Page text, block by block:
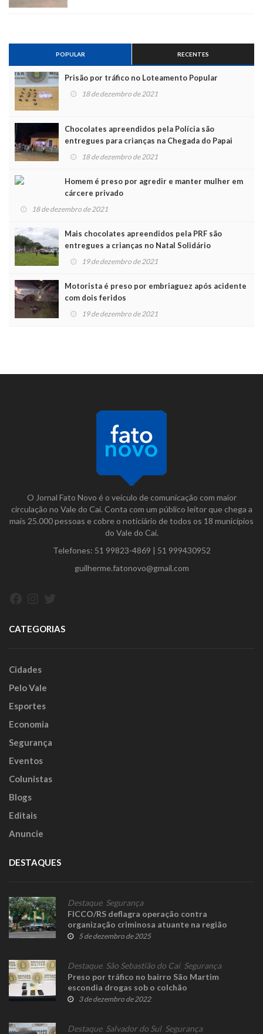
POPULAR RECENTES
Prisão por tráfico no Loteamento Popular
18 de dezembro de 2021
Chocolates apreendidos pela Polícia são
entregues para crianças na Chegada do Papai
Noel
18 de dezembro de 2021
Homem é preso por agredir e manter mulher em
cárcere privado
18 de dezembro de 2021
Mais chocolates apreendidos pela PRF são
entregues a crianças no Natal Solidário
19 de dezembro de 2021
Motorista é preso por embriaguez após acidente
com dois feridos
19 de dezembro de 2021
O Jornal Fato Novo é o veículo de comunicação com maior
circulação no Vale do Caí. Conta com um público leitor que chega a
mais 25.000 pessoas e cobre o noticiário de todos os 18 municípios
do Vale do Caí.
Telefones: 51 99823-4869 | 51 999430952
guilherme.fatonovo@gmail.com
CATEGORIAS
Cidades
Pelo Vale
Esportes
Economia
Segurança
Eventos
Colunistas
Blogs
Editais
Anuncie
DESTAQUES
Destaque, Segurança
FICCO/RS deflagra operação contra
organização criminosa atuante na região
5 de dezembro de 2025
Destaque, São Sebastião do Caí, Segurança
Preso por tráfico no bairro São Martim
escondia drogas sob o colchão
3 de dezembro de 2022
Destaque, Salvador do Sul, Segurança